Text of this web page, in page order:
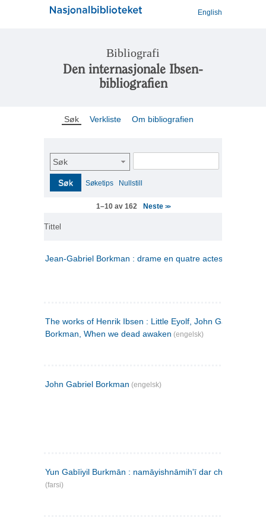
English
Bibliografi
Den internasjonale Ibsen-
bibliografien
Søk Verkliste Om bibliografien
Søk
Søk Søketips Nullstill
1–10 av 162 Neste >>
Tittel
Jean-Gabriel Borkman : drame en quatre actes
The works of Henrik Ibsen : Little Eyolf, John Gabriel
Borkman, When we dead awaken (engelsk)
John Gabriel Borkman (engelsk)
Yun Gabīiyil Burkmān : namāyishnāmihʹī dar chahār pardih
(farsi)